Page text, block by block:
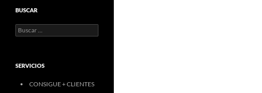
BUSCAR
Buscar:
SERVICIOS
CONSIGUE + CLIENTES